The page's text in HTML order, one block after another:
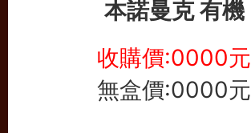
本諾曼克 有機
收購價:0000元
無盒價:0000元